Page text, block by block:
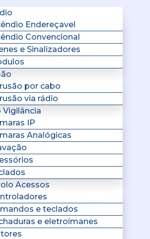
Endereçavel
Convencional
e Sinalizadores
por cabo
via rádio
Vigilância
IP
Analógicas
Acessos
e teclados
e eletroímanes